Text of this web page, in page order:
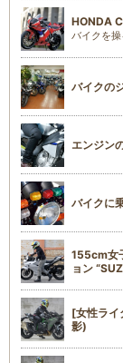
HONDA
バイクを
バイクの
エンジン
バイクに
155cm女
ョン
[女性ラ
影)